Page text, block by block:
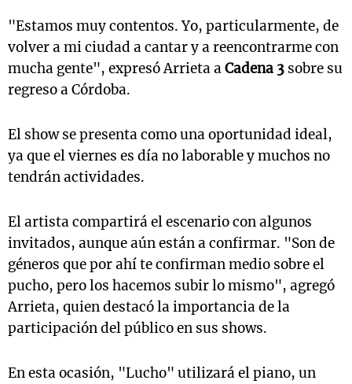
"Estamos muy contentos. Yo, particularmente, de
volver a mi ciudad a cantar y a reencontrarme con
mucha gente", expresó Arrieta aCadena 3 sobre su
regreso a Córdoba.
El show se presenta como una oportunidad ideal,
ya que el viernes es día no laborable y muchos no
tendrán actividades.
El artista compartirá el escenario con algunos
invitados, aunque aún están a confirmar. "Son de
géneros que por ahí te confirman medio sobre el
pucho, pero los hacemos subir lo mismo", agregó
Arrieta, quien destacó la importancia de la
participación del público en sus shows.
En esta ocasión, "Lucho" utilizará el piano, un